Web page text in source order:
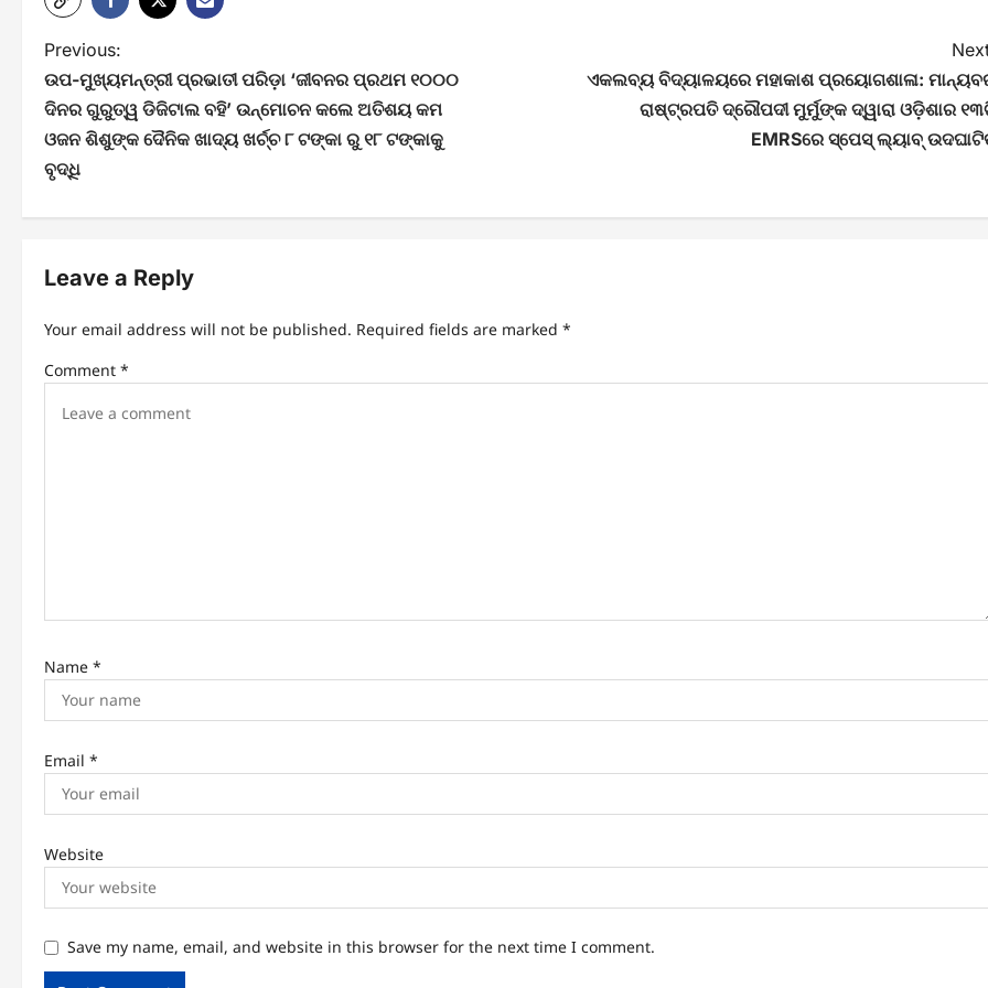
P
o
s
t
n
v
i
g
Previous:
ଉପ-ମୁଖ୍ୟମନ୍ତ୍ରୀ ପ୍ରଭାତୀ ପରିଡ଼ା ‘ଜୀବନର ପ୍ରଥମ ୧୦୦୦
ଦିନର ଗୁରୁତ୍ୱ ଡିଜିଟାଲ ବହି’ ଉନ୍ମୋଚନ କଲେ ଅତିଶୟ କମ
ଓଜନ ଶିଶୁଙ୍କ ଦୈନିକ ଖାଦ୍ୟ ଖର୍ଚ୍ଚ ୮ ଟଙ୍କା ରୁ ୧୮ ଟଙ୍କାକୁ
ବୃଦ୍ଧି
ଏକଲବ୍ୟ ବିଦ୍ୟାଳୟରେ ମହାକାଶ ପ୍ରୟୋଗଶାଳା:
ରାଷ୍ଟ୍ରପତି ଦ୍ରୌପଦୀ ମୁର୍ମୁଙ୍କ ଦ୍ୱାରା ଓଡ଼ିଶାର
EMRSରେ ସ୍ପେସ୍ ଲ୍ୟାବ୍
Leave a Reply
Your email address will not be published. Required fields are marked *
Comment *
Name *
Email *
Website
Save my name, email, and website in this browser for the next time I comment.